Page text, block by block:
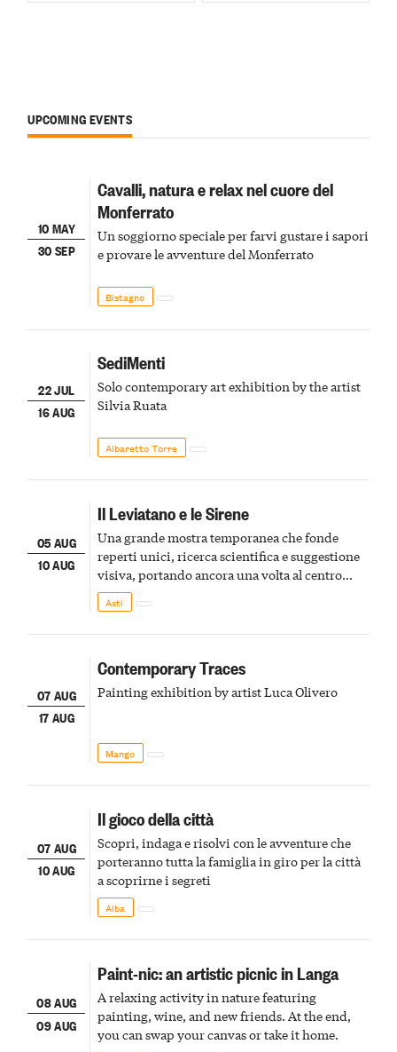
UPCOMING EVENTS
10 MAY
30 SEP
Cavalli, natura e relax nel cuore del
Monferrato
Un soggiorno speciale per farvi gustare i sapori
e provare le avventure del Monferrato
Bistagno
22 JUL
16 AUG
SediMenti
Solo contemporary art exhibition by the artist
Silvia Ruata
Albaretto Torre
05 AUG
10 AUG
Il Leviatano e le Sirene
Una grande mostra temporanea che fonde
reperti unici, ricerca scientifica e suggestione
visiva, portando ancora una volta al centro
della scena le meraviglie del passato astigiano
Asti
07 AUG
17 AUG
Contemporary Traces
Painting exhibition by artist Luca Olivero
Mango
07 AUG
10 AUG
Il gioco della città
Scopri, indaga e risolvi con le avventure che
porteranno tutta la famiglia in giro per la città
a scoprirne i segreti
Alba
08 AUG
09 AUG
Paint-nic: an artistic picnic in Langa
A relaxing activity in nature featuring
painting, wine, and new friends. At the end,
you can swap your canvas or take it home.